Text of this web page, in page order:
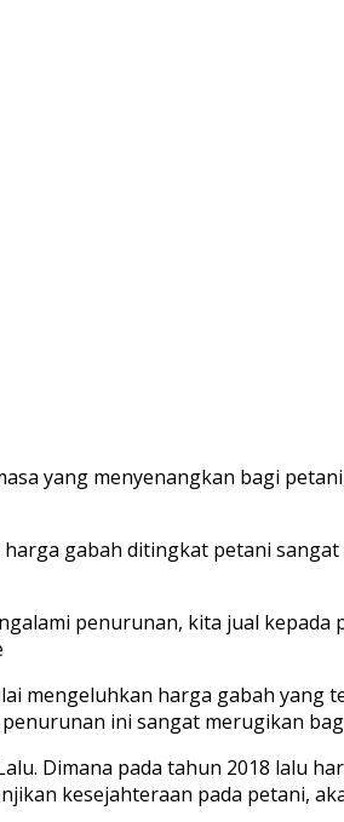
yang menyenangkan bagi
gabah ditingkat petani
penurunan, kita jual kepada
mengeluhkan harga gabah
ini sangat merugikan
Dimana pada tahun 2018 lalu
kesejahteraan pada petani,